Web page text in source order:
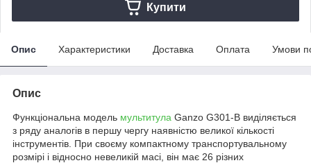
Купити
Опис Характеристики Доставка Оплата Умови
Опис
Функціональна модель мультитула Ganzo G301-B виділяється
з ряду аналогів в першу чергу наявністю великої кількості
інструментів. При своєму компактному транспортувальному
розмірі і відносно невеликій масі, він має 26 різних